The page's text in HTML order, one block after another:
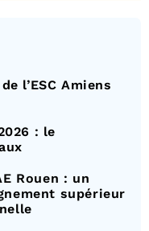
l’ESC Amiens
: le
Rouen : un
supérieur